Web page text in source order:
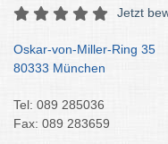
Jetzt
Oskar-von-Miller-Ring 35
80333 München
Tel: 089 285036
Fax: 089 283659